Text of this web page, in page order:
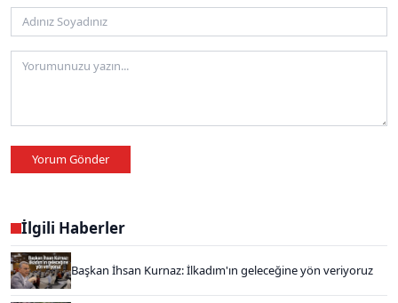
Yorum Gönder
İlgili Haberler
Başkan İhsan Kurnaz: İlkadım'ın geleceğine yön veriyoruz